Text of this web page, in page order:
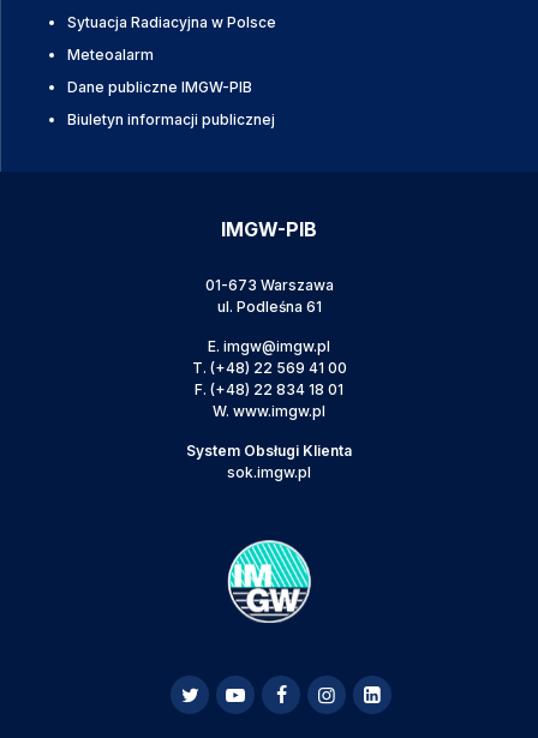
Sytuacja Radiacyjna w Polsce
Meteoalarm
Dane publiczne IMGW-PIB
Biuletyn informacji publicznej
IMGW-PIB
01-673 Warszawa
ul. Podleśna 61
E. imgw@imgw.pl
T. (+48) 22 569 41 00
F. (+48) 22 834 18 01
W. www.imgw.pl
System Obsługi Klienta
sok.imgw.pl